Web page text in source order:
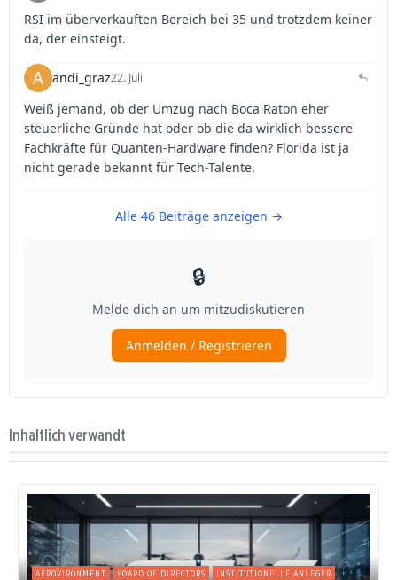
Inhaltlich verwandt
AEROVIRONMENT BOARD OF DIRECTORS INSTITUTIONELLE ANLEGER